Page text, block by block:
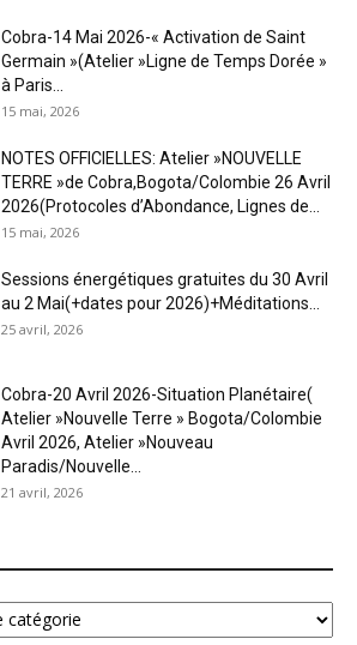
Cobra-14 Mai 2026-« Activation de Saint
Germain »(Atelier »Ligne de Temps Dorée »
à Paris...
15 mai, 2026
NOTES OFFICIELLES: Atelier »NOUVELLE
TERRE »de Cobra,Bogota/Colombie 26 Avril
2026(Protocoles d’Abondance, Lignes de...
15 mai, 2026
Sessions énergétiques gratuites du 30 Avril
au 2 Mai(+dates pour 2026)+Méditations...
25 avril, 2026
Cobra-20 Avril 2026-Situation Planétaire(
Atelier »Nouvelle Terre » Bogota/Colombie
Avril 2026, Atelier »Nouveau
Paradis/Nouvelle...
21 avril, 2026